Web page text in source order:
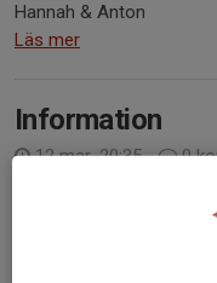
Hannah & Anton
Läs mer
Information
12 mar, 20:35
0
Här kommer lite info om